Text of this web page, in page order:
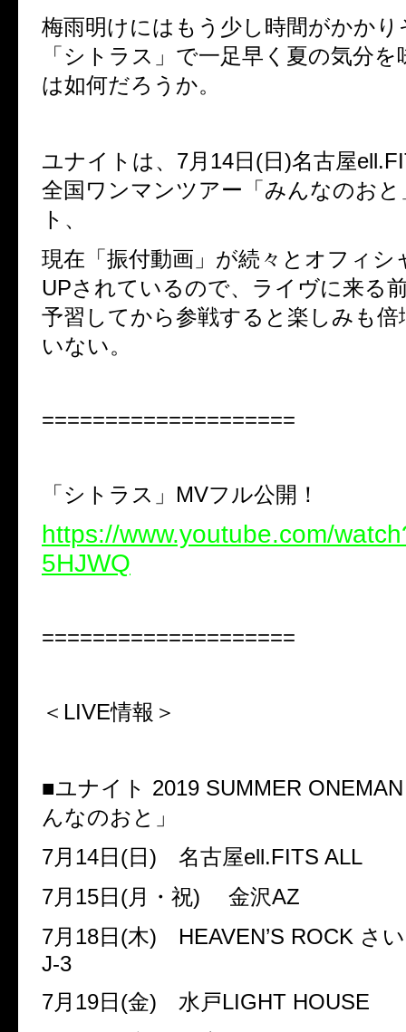
梅雨明けにはもう少し時間がかか
「シトラス」で一足早く夏の気分
は如何だろうか。
ユナイトは、 7月 14日 (日 )名古屋
全国ワンマンツアー「みんなのお
ト、
現在「振付動画」が続々とオフィシ
UPされているので、 ライヴに来る
予習してから参戦すると楽しみも倍
いない。
====================
「シトラス」 MVフル公開！
https://www.youtube.com/
5HJWQ
====================
＜ LIVE情報＞
■ユナイト 2019 SUMMER
んなのおと」
7月 14日 (日 ) 名古屋ell.FITS ALL
7月 15日 (月・祝) 金沢AZ
7月 18日 (木) HEAVEN’S ROCK さ
J-3
7月 19日 (金) 水戸LIGHT HOUSE